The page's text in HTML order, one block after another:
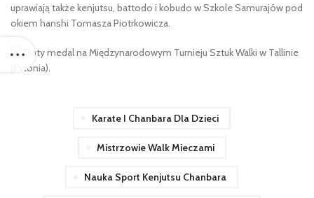
uprawiają także kenjutsu, battodo i kobudo w Szkole Samurajów pod
okiem hanshi Tomasza Piotrkowicza.
Karate I Chanbara Dla Dzieci
Mistrzowie Walk Mieczami
Nauka Sport Kenjutsu Chanbara